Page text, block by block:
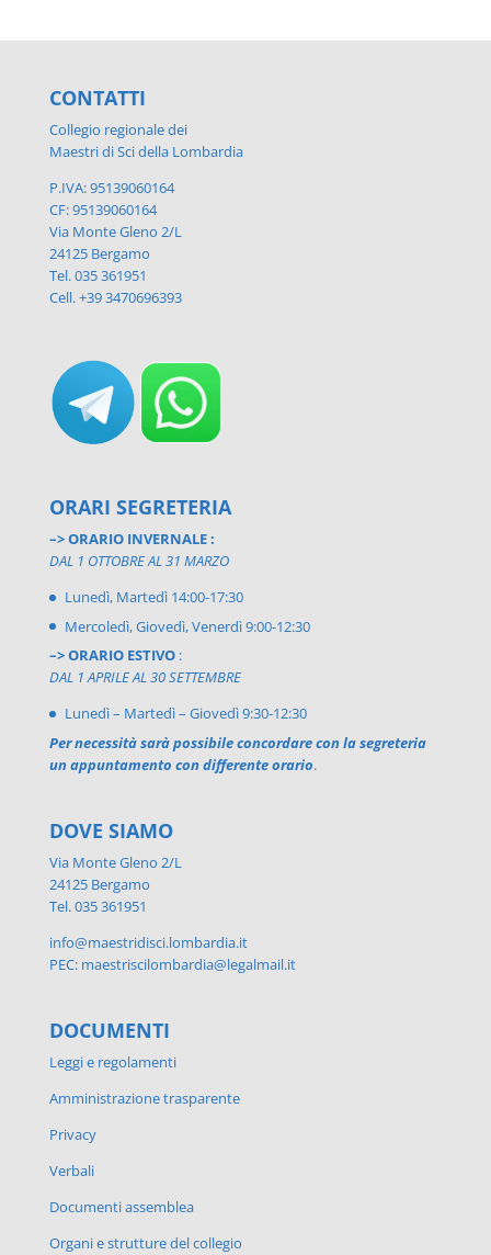
CONTATTI
Collegio regionale dei
Maestri di Sci della Lombardia
P.IVA: 95139060164
CF: 95139060164
Via Monte Gleno 2/L
24125 Bergamo
Tel. 035 361951
Cell. +39 3470696393
ORARI SEGRETERIA
–> ORARIO INVERNALE :
DAL 1 OTTOBRE AL 31 MARZO
Lunedì, Martedì 14:00-17:30
Mercoledì, Giovedì, Venerdì 9:00-12:30
–> ORARIO ESTIVO:
DAL 1 APRILE AL 30 SETTEMBRE
Lunedì – Martedì – Giovedì 9:30-12:30
Per necessità sarà possibile concordare con la segreteria
un appuntamento con differente orario.
DOVE SIAMO
Via Monte Gleno 2/L
24125 Bergamo
Tel. 035 361951
info@maestridisci.lombardia.it
PEC: maestriscilombardia@legalmail.it
DOCUMENTI
Leggi e regolamenti
Amministrazione trasparente
Privacy
Verbali
Documenti assemblea
Organi e strutture del collegio